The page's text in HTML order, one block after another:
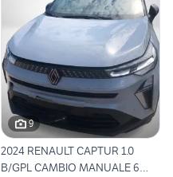
9
2024 RENAULT CAPTUR 1.0
B/GPL CAMBIO MANUALE 6